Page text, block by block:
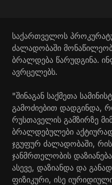
საქართველოს
ძალადობაში
ბრალდება წარუდგინა.
ავრცელებს.
"შინაგან საქმეთა
გამოძიებით დადგინდა,
რუსთაველის გამზირზე
ბრალდებულები
ჯგუფურ ძალადობაში,
ჯანმრთელობის
ასევე, დაზიანდა და
ფიზიკური, ისე